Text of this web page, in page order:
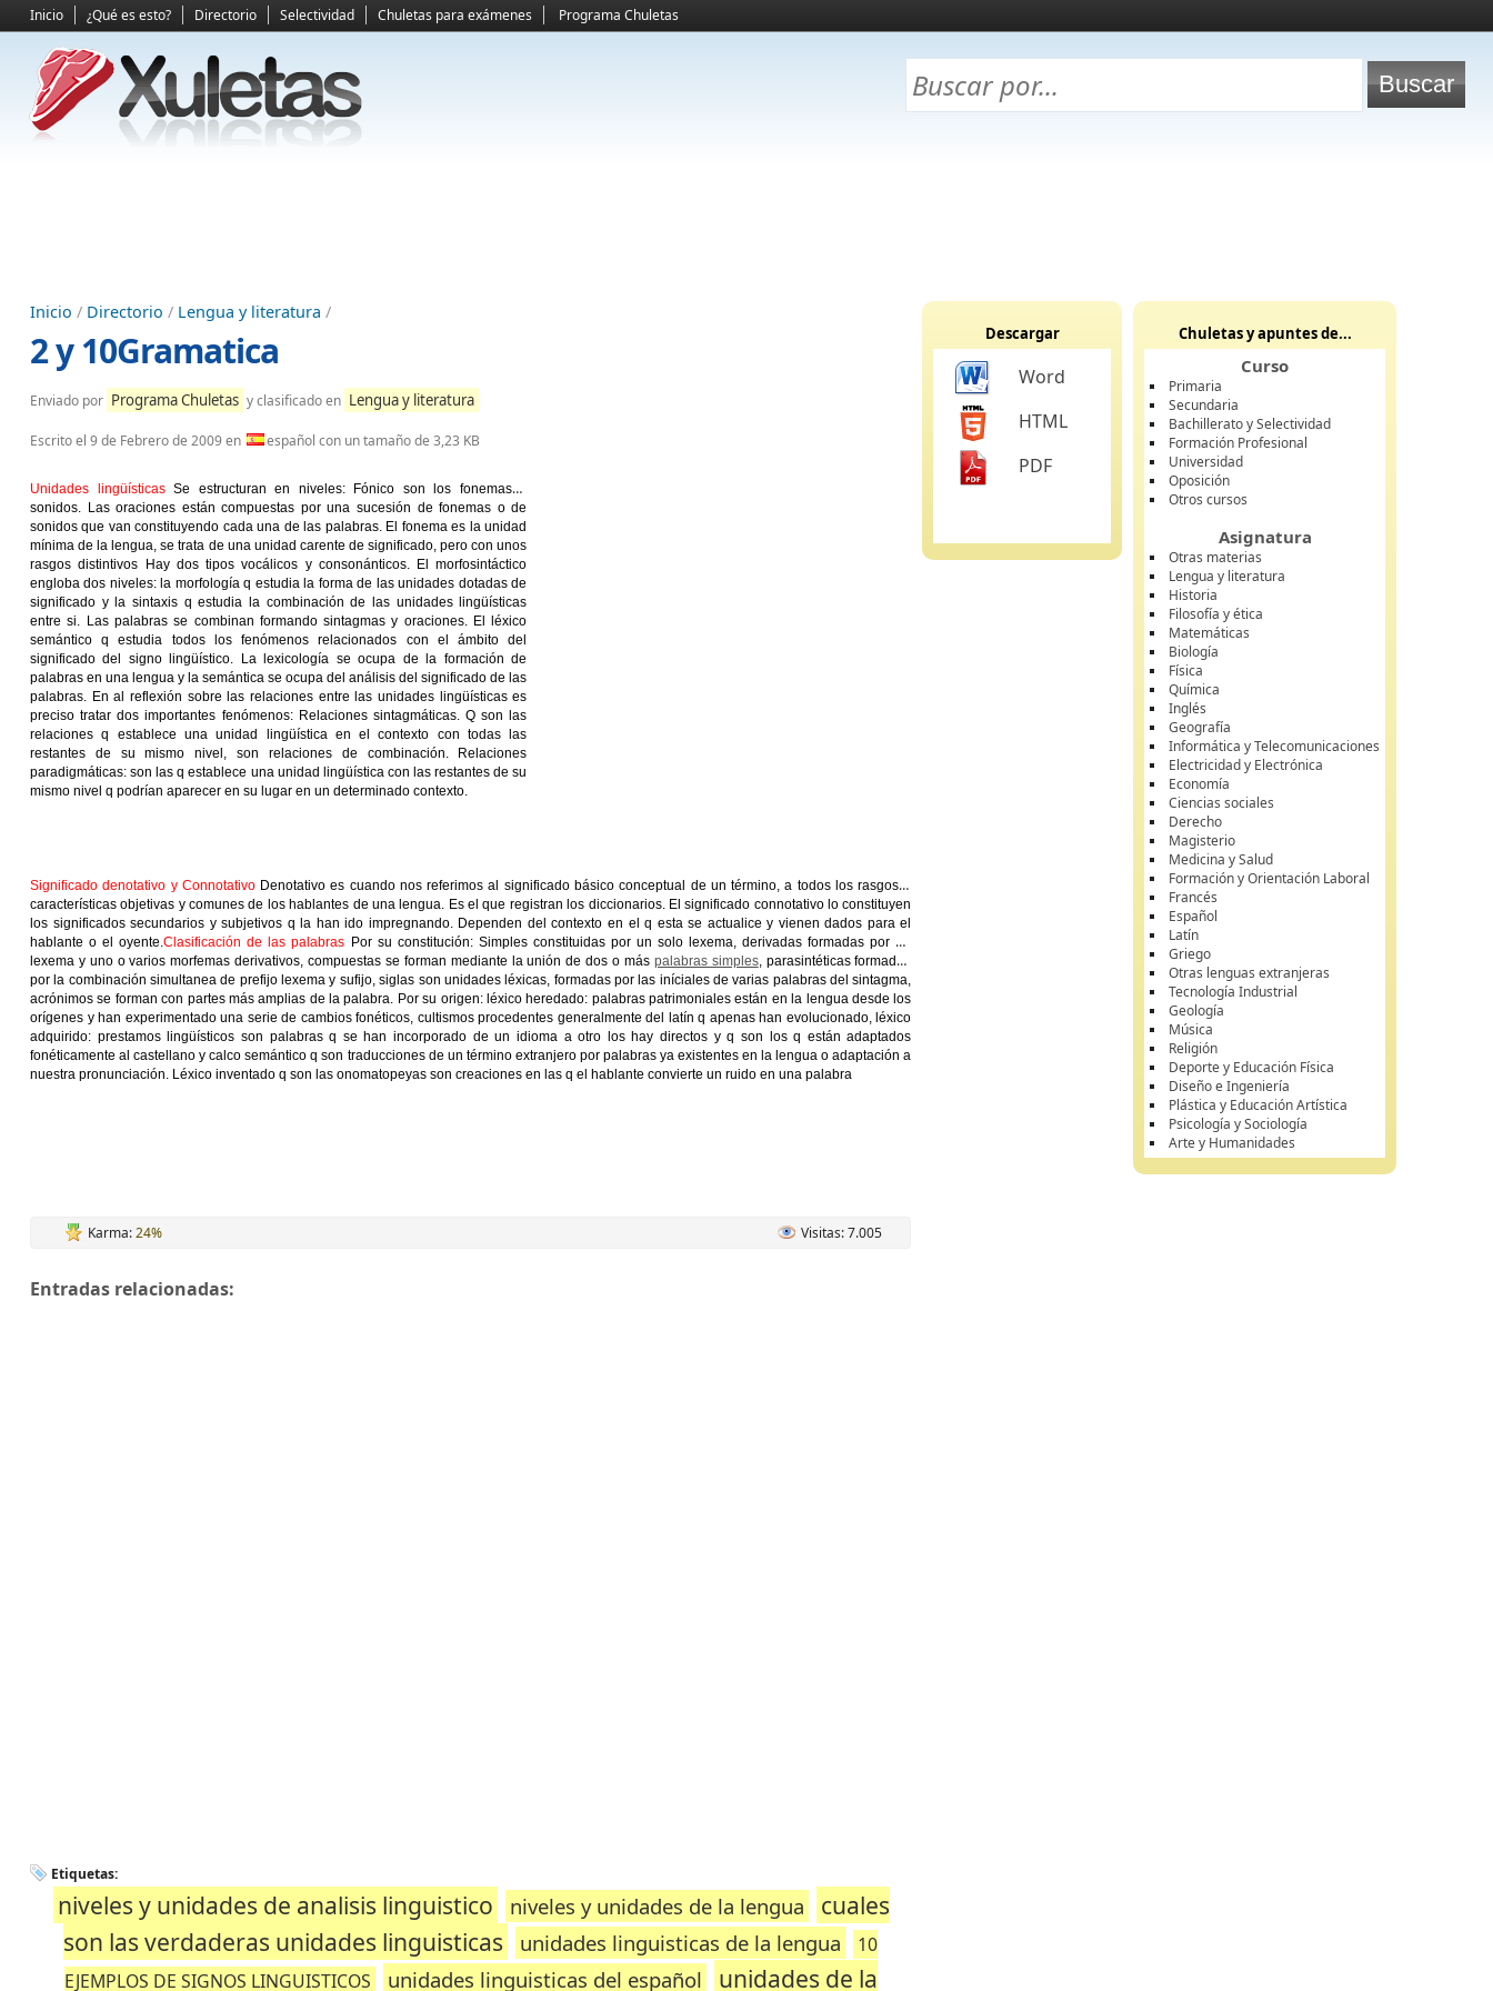
Inicio ¿Qué es esto? Directorio Selectividad Chuletas para exámenes Programa Chuletas
Inicio / Directorio / Lengua y literatura /
2 y 10Gramatica
Enviado por Programa Chuletas y clasificado en Lengua y literatura
Escrito el 9 de Febrero de 2009en español con un tamaño de 3,23 KB
Unidades lingüísticasSe estructuran en niveles: Fónico son los fonemas y
sonidos. Las oraciones están compuestas por una sucesión de fonemas o de
sonidos que van constituyendo cada una de las palabras. El fonema es la unidad
mínima de la lengua, se trata de una unidad carente de significado, pero con unos
rasgos distintivos Hay dos tipos vocálicos y consonánticos. El morfosintáctico
engloba dos niveles: la morfología q estudia la forma de las unidades dotadas de
significado y la sintaxis q estudia la combinación de las unidades lingüísticas
entre si. Las palabras se combinan formando sintagmas y oraciones. El léxico
semántico q estudia todos los fenómenos relacionados con el ámbito del
significado del signo lingüístico. La lexicología se ocupa de la formación de
palabras en una lengua y la semántica se ocupa del análisis del significado de las
palabras. En al reflexión sobre las relaciones entre las unidades lingüísticas es
preciso tratar dos importantes fenómenos: Relaciones sintagmáticas. Q son las
relaciones q establece una unidad lingüística en el contexto con todas las
restantes de su mismo nivel, son relaciones de combinación. Relaciones
paradigmáticas: son las q establece una unidad lingüística con las restantes de su
mismo nivel q podrían aparecer en su lugar en un determinado contexto.
Significado denotativo y ConnotativoDenotativo es cuando nos referimos al significado básico conceptual de un término, a todos los rasgos o
características objetivas y comunes de los hablantes de una lengua. Es el que registran los diccionarios. El significado connotativo lo constituyen
los significados secundarios y subjetivos q la han ido impregnando. Dependen del contexto en el q esta se actualice y vienen dados para el
hablante o el oyente.Clasificación de las palabras Por su constitución: Simples constituidas por un solo lexema, derivadas formadas por un
lexema y uno o varios morfemas derivativos, compuestas se forman mediante la unión de dos o más palabras simples, parasintéticas formadas
por la combinación simultanea de prefijo lexema y sufijo, siglas son unidades léxicas, formadas por las iníciales de varias palabras del sintagma,
acrónimos se forman con partes más amplias de la palabra. Por su origen: léxico heredado: palabras patrimoniales están en la lengua desde los
orígenes y han experimentado una serie de cambios fonéticos, cultismos procedentes generalmente del latín q apenas han evolucionado, léxico
adquirido: prestamos lingüísticos son palabras q se han incorporado de un idioma a otro los hay directos y q son los q están adaptados
fonéticamente al castellano y calco semántico q son traducciones de un término extranjero por palabras ya existentes en la lengua o adaptación a
nuestra pronunciación. Léxico inventado q son las onomatopeyas son creaciones en las q el hablante convierte un ruido en una palabra
Karma:24% Visitas: 7.005
Entradas relacionadas:
Etiquetas:
niveles y unidades de analisis linguistico niveles y unidades de la lengua
cuales
son las verdaderas unidades linguisticas
unidades linguisticas de la lengua
10
EJEMPLOS DE SIGNOS LINGUISTICOS
unidades linguisticas del español unidades de la
Descargar
Word
HTML
PDF
Chuletas y apuntes de...
Curso
Primaria
Secundaria
Bachillerato y Selectividad
Formación Profesional
Universidad
Oposición
Otros cursos
Asignatura
Otras materias
Lengua y literatura
Historia
Filosofía y ética
Matemáticas
Biología
Física
Química
Inglés
Geografía
Informática y Telecomunicaciones
Electricidad y Electrónica
Economía
Ciencias sociales
Derecho
Magisterio
Medicina y Salud
Formación y Orientación Laboral
Francés
Español
Latín
Griego
Otras lenguas extranjeras
Tecnología Industrial
Geología
Música
Religión
Deporte y Educación Física
Diseño e Ingeniería
Plástica y Educación Artística
Psicología y Sociología
Arte y Humanidades